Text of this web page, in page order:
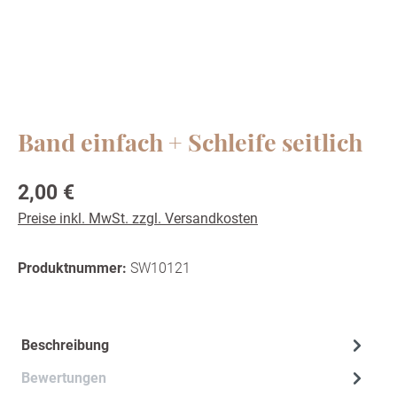
Band einfach + Schleife seitlich
Regulärer Preis:
2,00 €
Preise inkl. MwSt. zzgl. Versandkosten
Produktnummer: SW10121
Beschreibung
Bewertungen